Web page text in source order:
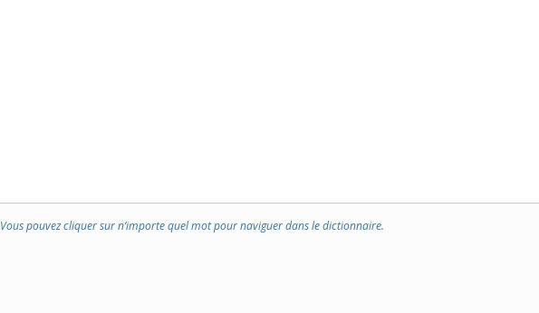
Vous pouvez cliquer sur n’importe quel mot pour naviguer dans le dictionnaire.